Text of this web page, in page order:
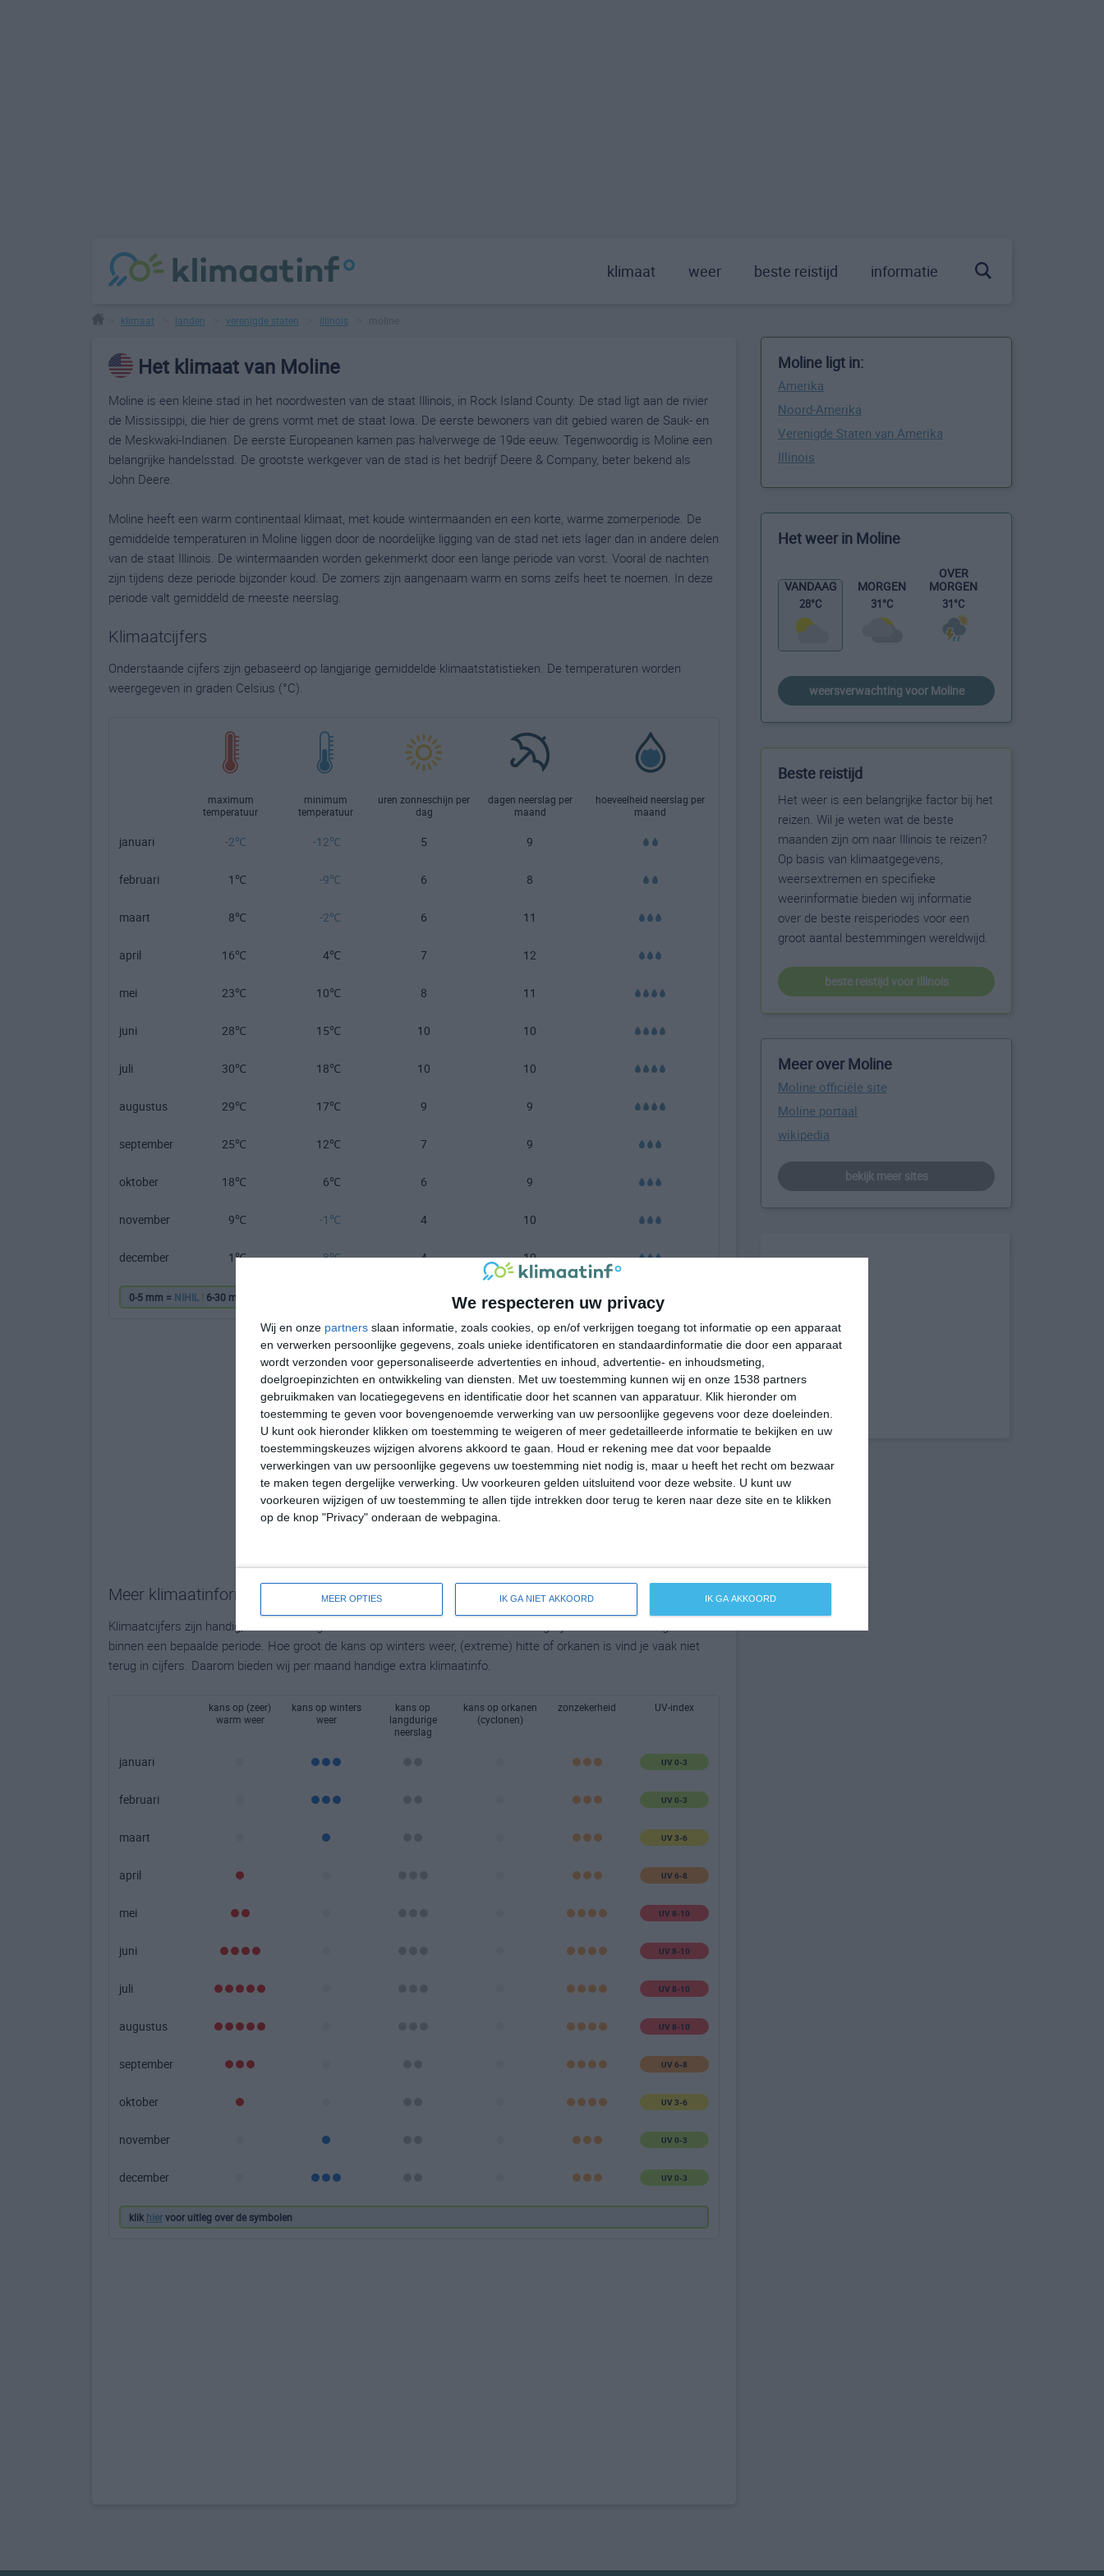
We respecteren uw privacy
Wij en onze partners slaan informatie, zoals cookies, op en/of verkrijgen toegang tot informatie op een apparaat
en verwerken persoonlijke gegevens, zoals unieke identificatoren en standaardinformatie die door een apparaat
wordt verzonden voor gepersonaliseerde advertenties en inhoud, advertentie- en inhoudsmeting,
doelgroepinzichten en ontwikkeling van diensten.
Met uw toestemming kunnen wij en onze 1538 partners
gebruikmaken van locatiegegevens en identificatie door het scannen van apparatuur. Klik hieronder om
toestemming te geven voor bovengenoemde verwerking van uw persoonlijke gegevens voor deze doeleinden.
U kunt ook hieronder klikken om toestemming te weigeren of meer gedetailleerde informatie te bekijken en uw
toestemmingskeuzes wijzigen alvorens akkoord te gaan.
Houd er rekening mee dat voor bepaalde
verwerkingen van uw persoonlijke gegevens uw toestemming niet nodig is, maar u heeft het recht om bezwaar
te maken tegen dergelijke verwerking. Uw voorkeuren gelden uitsluitend voor deze website. U kunt uw
voorkeuren wijzigen of uw toestemming te allen tijde intrekken door terug te keren naar deze site en te klikken
op de knop "Privacy" onderaan de webpagina.
MEER OPTIES IK GA NIET AKKOORD IK GA AKKOORD
klimaat weer beste reistijd informatie
klimaat landen verenigde staten illinois
Het klimaat van Moline
Moline is een kleine stad in het noordwesten van de staat Illinois, in Rock Island County. De stad ligt aan de rivier
de Mississippi, die hier de grens vormt met de staat Iowa. De eerste bewoners van dit gebied waren de Sauk- en
de Meskwaki-Indianen. De eerste Europeanen kamen pas halverwege de 19de eeuw. Tegenwoordig is Moline een
belangrijke handelsstad. De grootste werkgever van de stad is het bedrijf Deere & Company, beter bekend als
John Deere.
Moline heeft een warm continentaal klimaat, met koude wintermaanden en een korte, warme zomerperiode. De
gemiddelde temperaturen in Moline liggen door de noordelijke ligging van de stad net iets lager dan in andere delen
van de staat Illinois. De wintermaanden worden gekenmerkt door een lange periode van vorst. Vooral de nachten
zijn tijdens deze periode bijzonder koud. De zomers zijn aangenaam warm en soms zelfs heet te noemen. In deze
periode valt gemiddeld de meeste neerslag.
Klimaatcijfers
Onderstaande cijfers zijn gebaseerd op langjarige gemiddelde klimaatstatistieken. De temperaturen worden
weergegeven in graden Celsius (°C).
maximum
temperatuur
minimum
temperatuur
uren zonneschijn per
dag
dagen neerslag per
maand
hoeveelheid neerslag per
maand
januari -2℃ -12℃ 5 9
februari 1℃ -9℃ 6 8
maart 8℃ -2℃ 6 11
april 16℃ 4℃ 7 12
mei 23℃ 10℃ 8 11
juni 28℃ 15℃ 10 10
juli 30℃ 18℃ 10 10
augustus 29℃ 17℃ 9 9
september 25℃ 12℃ 7 9
oktober 18℃ 6℃ 6 9
november 9℃ -1℃ 4 10
december 1℃ -8℃ 4 10
0-5 mm = NIHIL | 6-30 mm = 101-200 mm = | meer dan 200 mm =
Meer klimaatinformatie
Klimaatcijfers zijn handig, maar bieden geen totaalbeeld van het klimaat en de mogelijke weersomstandigheden
binnen een bepaalde periode. Hoe groot de kans op winters weer, (extreme) hitte of orkanen is vind je vaak niet
terug in cijfers. Daarom bieden wij per maand handige extra klimaatinfo.
kans op (zeer)
warm weer
kans op winters
weer
kans op
langdurige
neerslag
kans op orkanen
(cyclonen)
zonzekerheid UV-index
januari UV 0-3
februari UV 0-3
maart UV 3-6
april UV 6-8
mei UV 8-10
juni UV 8-10
juli UV 8-10
augustus UV 8-10
september UV 6-8
oktober UV 3-6
november UV 0-3
december UV 0-3
klik hiervoor uitleg over de symbolen
Moline ligt in:
Amerika
Noord-Amerika
Verenigde Staten van Amerika
Illinois
Het weer in Moline
VANDAAG
28°C
MORGEN
31°C
OVER
MORGEN
31°C
weersverwachting voor Moline
Beste reistijd
Het weer is een belangrijke factor bij het
reizen. Wil je weten wat de beste
maanden zijn om naar Illinois te reizen?
Op basis van klimaatgegevens,
weersextremen en specifieke
weerinformatie bieden wij informatie
over de beste reisperiodes voor een
groot aantal bestemmingen wereldwijd.
beste reistijd voor Illinois
Meer over Moline
Moline officiële site
Moline portaal
wikipedia
bekijk meer sites